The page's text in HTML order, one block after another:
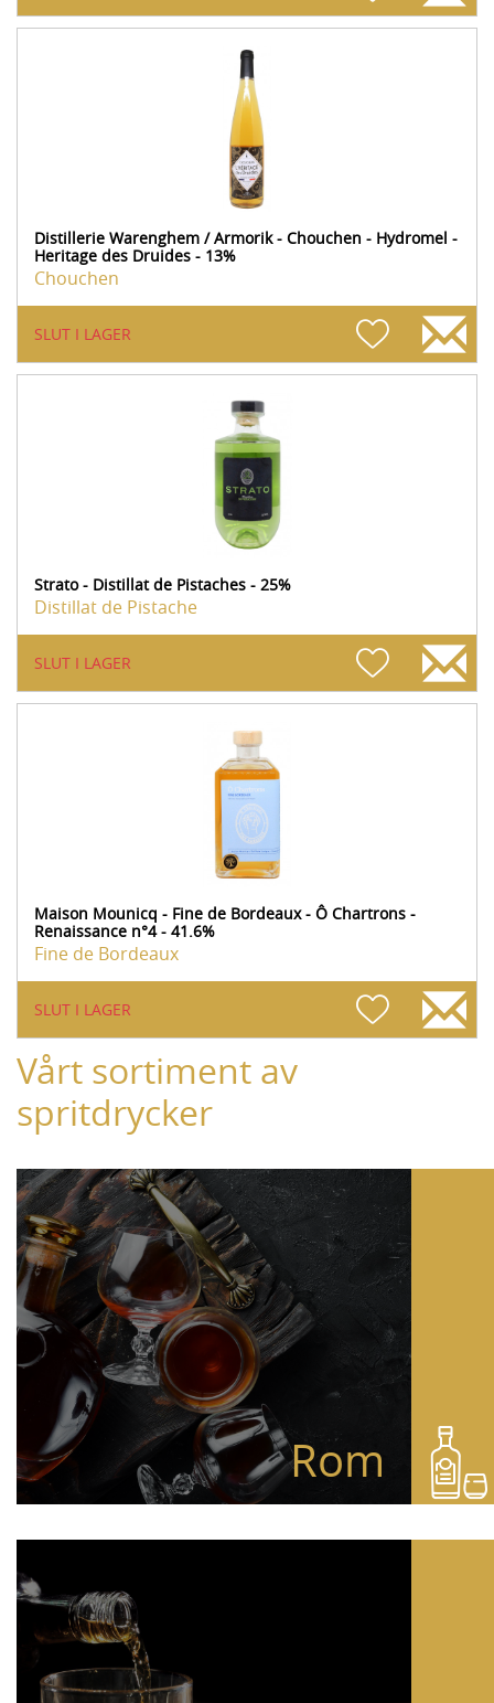
Distillerie Warenghem / Armorik - Chouchen - Hydromel -
Heritage des Druides - 13%
Chouchen
SLUT I LAGER
Strato - Distillat de Pistaches - 25%
Distillat de Pistache
SLUT I LAGER
Maison Mounicq - Fine de Bordeaux - Ô Chartrons -
Renaissance n°4 - 41.6%
Fine de Bordeaux
SLUT I LAGER
Vårt sortiment av
spritdrycker
Rom